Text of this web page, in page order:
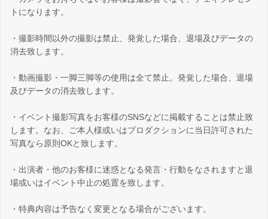
トになります。
・撮影時間以外の撮影は禁止、発覚した場合、退場及びデータの
消去致します。
・動画撮影・一脚三脚等の使用は全て禁止。発覚した場合、退場
及びデータの消去致します。
・イベント撮影写真をお客様のSNSなどに掲載することは禁止致
します。なお、ご本人様或いはプロダクションに当日許可された
写真なら原則OKと致します。
・出演者・他のお客様に迷惑となる発言・行動をなされますと退
場或いはイベント中止の処置を致します。
・特典内容は予告なく変更となる場合がございます。